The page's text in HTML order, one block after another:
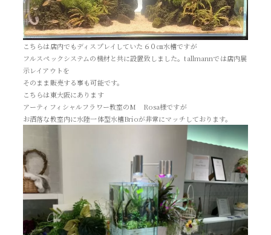
こちらは店内でもディスプレイしていた６０㎝水槽ですが
フルスペックシステムの機材と共に設置致しました。tallmannでは店内展
示レイアウトを
そのまま販売する事も可能です。
こちらは東大阪にあります
アーティフィシャルフラワー教室のM Rosa様ですが
お洒落な教室内に水陸一体型水槽Brioが非常にマッチしております。